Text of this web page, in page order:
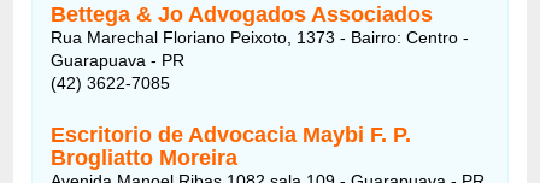
Bettega & Jo Advogados Associados
Rua Marechal Floriano Peixoto, 1373 - Bairro: Centro -
Guarapuava - PR
(42) 3622-7085
Escritorio de Advocacia Maybi F. P.
Brogliatto Moreira